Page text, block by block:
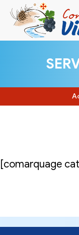
[comarquage